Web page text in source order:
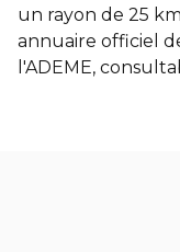
un rayon de 25
annuaire officiel
l'ADEME,